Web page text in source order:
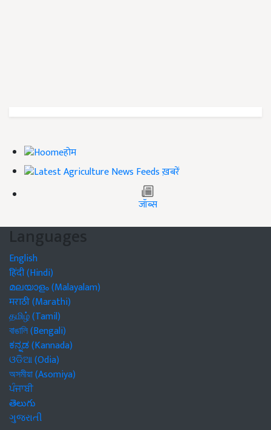
होम
ख़बरें
जॉब्स
Languages
English
हिंदी (Hindi)
മലയാളം (Malayalam)
मराठी (Marathi)
தமிழ் (Tamil)
বাঙালি (Bengali)
ಕನ್ನಡ (Kannada)
ଓଡିଆ (Odia)
অসমীয়া (Asomiya)
ਪੰਜਾਬੀ
తెలుగు
ગુજરાતી